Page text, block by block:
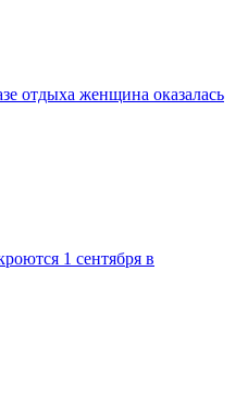
отдыха женщина оказалась
1 сентября в